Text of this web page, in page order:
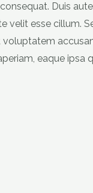
Duis
velit esse cillum.
voluptatem
eaque ipsa